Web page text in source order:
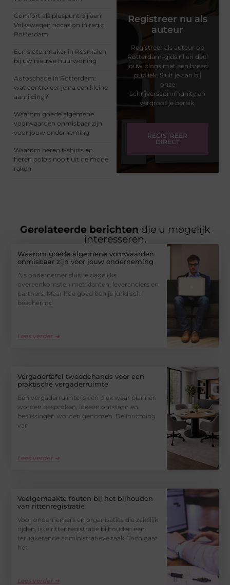
Comfort als pluspunt bij een
Volkswagen occasion in regio
Rotterdam
Een slotenmaker in Rosmalen
bij uw nieuwe huurwoning
Autoschade in Rotterdam:
wat controleer je na een kleine
aanrijding?
Waarom goede algemene
voorwaarden onmisbaar zijn
voor jouw onderneming
Waarom heren t-shirts en
heren polo's nooit uit de mode
raken
Registreer nu als
auteur
Registreer als auteur op
Rotterdam-gids.nl en deel
jouw blogs met een breed
publiek. Sluit je aan bij
onze
schrijverscommunity en
vergroot je bereik.
REGISTREER
DIRECT
Gerelateerde berichten die u mogelijk
interesseren.
Waarom goede algemene voorwaarden
onmisbaar zijn voor jouw onderneming
Als ondernemer sluit je dagelijks
overeenkomsten met klanten, leveranciers en
partners. Maar hoe goed ben je juridisch
beschermd
Lees verder ➜
Vergadertafel tweedehands voor een
praktische vergaderruimte
Een vergaderruimte is een plek waar plannen
worden besproken, ideeën ontstaan en
beslissingen worden genomen. De inrichting
van
Lees verder ➜
Veelgemaakte fouten bij het bijhouden
van rittenregistratie
Voor ondernemers en organisaties die zakelijk
rijden, is je rittenregistratie bijhouden een
terugkerende administratieve taak. Toch gaat
het
Lees verder ➜